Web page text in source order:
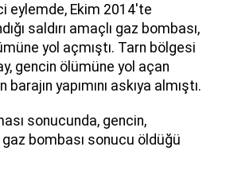
eylemde, Ekim 2014'te
saldırı amaçlı gaz bombası,
yol açmıştı. Tarn bölgesi
gencin ölümüne yol açan
yapımını askıya almıştı.
sonucunda, gencin,
gaz bombası sonucu öldüğü